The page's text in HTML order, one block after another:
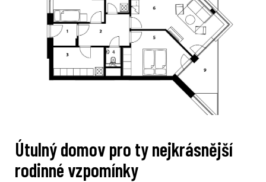
Útulný domov pro ty nejkrásnější
rodinné vzpomínky